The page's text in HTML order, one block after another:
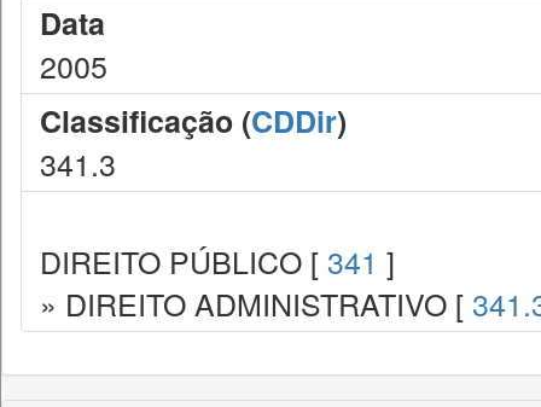
Data
2005
Classificação (CDDir)
341.3
DIREITO PÚBLICO [ 341 ]
» DIREITO ADMINISTRATIVO [